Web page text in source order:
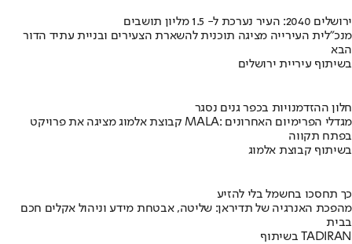
ירושלים 2040: העיר נערכת ל- 1.5 מליון תושבים
מנכ"לית העירייה מציגה תוכנית להשארת הצעירים ובניית עתיד הדור
הבא
בשיתוף עיריית ירושלים
חלון ההזדמנויות בכפר גנים נסגר
קבוצת אלמוג מציגה את פרויקט MALA: מגדלי הפרימיום האחרונים
בפתח תקווה
בשיתוף קבוצת אלמוג
כך תחסכו בחשמל בלי להזיע
מהפכת האנרגיה של תדיראן: שליטה, אבטחת מידע וניהול אקלים חכם
בבית
בשיתוף TADIRAN